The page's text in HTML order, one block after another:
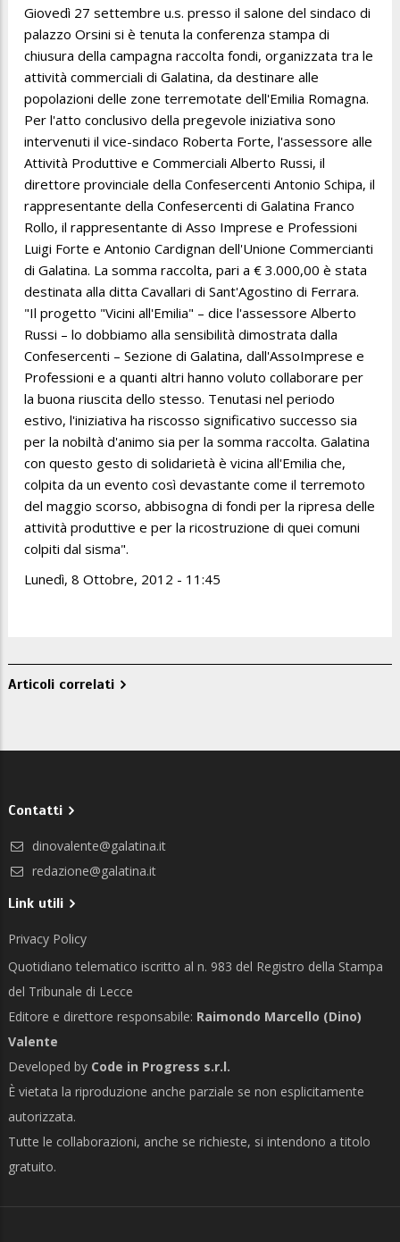
Giovedì 27 settembre u.s. presso il salone del sindaco di
palazzo Orsini si è tenuta la conferenza stampa di
chiusura della campagna raccolta fondi, organizzata tra le
attività commerciali di Galatina, da destinare alle
popolazioni delle zone terremotate dell'Emilia Romagna.
Per l'atto conclusivo della pregevole iniziativa sono
intervenuti il vice-sindaco Roberta Forte, l'assessore alle
Attività Produttive e Commerciali Alberto Russi, il
direttore provinciale della Confesercenti Antonio Schipa, il
rappresentante della Confesercenti di Galatina Franco
Rollo, il rappresentante di Asso Imprese e Professioni
Luigi Forte e Antonio Cardignan dell'Unione Commercianti
di Galatina. La somma raccolta, pari a € 3.000,00 è stata
destinata alla ditta Cavallari di Sant'Agostino di Ferrara.
"Il progetto "Vicini all'Emilia" – dice l'assessore Alberto
Russi – lo dobbiamo alla sensibilità dimostrata dalla
Confesercenti – Sezione di Galatina, dall'AssoImprese e
Professioni e a quanti altri hanno voluto collaborare per
la buona riuscita dello stesso. Tenutasi nel periodo
estivo, l'iniziativa ha riscosso significativo successo sia
per la nobiltà d'animo sia per la somma raccolta. Galatina
con questo gesto di solidarietà è vicina all'Emilia che,
colpita da un evento così devastante come il terremoto
del maggio scorso, abbisogna di fondi per la ripresa delle
attività produttive e per la ricostruzione di quei comuni
colpiti dal sisma".
Lunedì, 8 Ottobre, 2012 - 11:45
Articoli correlati
Contatti
dinovalente@galatina.it
redazione@galatina.it
Link utili
Privacy Policy
Quotidiano telematico iscritto al n. 983 del Registro della Stampa
del Tribunale di Lecce
Editore e direttore responsabile: Raimondo Marcello (Dino)
Valente
Developed by Code in Progress s.r.l.
È vietata la riproduzione anche parziale se non esplicitamente
autorizzata.
Tutte le collaborazioni, anche se richieste, si intendono a titolo
gratuito.